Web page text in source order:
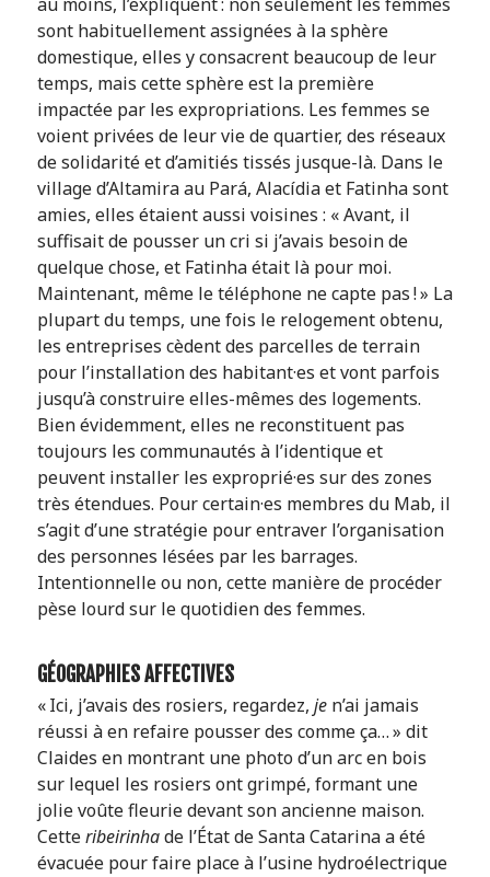
sont habituellement assignées à la sphère
domestique, elles y consacrent beaucoup de leur
temps, mais cette sphère est la première
impactée par les expropriations. Les femmes se
voient privées de leur vie de quartier, des réseaux
de solidarité et d’amitiés tissés jusque-là. Dans le
village d’Altamira au Pará, Alacídia et Fatinha sont
amies, elles étaient aussi voisines : « Avant, il
suffisait de pousser un cri si j’avais besoin de
quelque chose, et Fatinha était là pour moi.
Maintenant, même le téléphone ne capte pas ! » La
plupart du temps, une fois le relogement obtenu,
les entreprises cèdent des parcelles de terrain
pour l’installation des habitant·es et vont parfois
jusqu’à construire elles-mêmes des logements.
Bien évidemment, elles ne reconstituent pas
toujours les communautés à l’identique et
peuvent installer les exproprié·es sur des zones
très étendues. Pour certain·es membres du Mab, il
s’agit d’une stratégie pour entraver l’organisation
des personnes lésées par les barrages.
Intentionnelle ou non, cette manière de procéder
pèse lourd sur le quotidien des femmes.
GÉOGRAPHIES AFFECTIVES
« Ici, j’avais des rosiers, regardez, jen’ai jamais
réussi à en refaire pousser des comme ça… » dit
Claides en montrant une photo d’un arc en bois
sur lequel les rosiers ont grimpé, formant une
jolie voûte fleurie devant son ancienne maison.
Cetteribeirinhade l’État de Santa Catarina a été
évacuée pour faire place à l’usine hydroélectrique